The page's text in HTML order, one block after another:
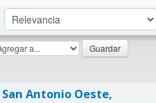
Antonio Oeste,